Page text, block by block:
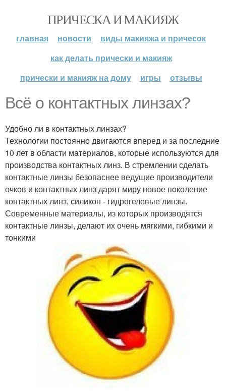
ПРИЧЕСКА И МАКИЯЖ
главная новости
виды макияжа и причесок
как делать прически и макияж
прически и макияж на дому
игры отзывы
Всё о контактных линзах?
Удобно ли в контактных линзах?
Технологии постоянно двигаются вперед и за последние
10 лет в области материалов, которые используются для
производства контактных линз. В стремлении сделать
контактные линзы безопаснее ведущие производители
очков и контактных линз дарят миру новое поколение
контактных линз, силикон - гидрогелевые линзы.
Современные материалы, из которых производятся
контактные линзы, делают их очень мягкими, гибкими и
тонкими